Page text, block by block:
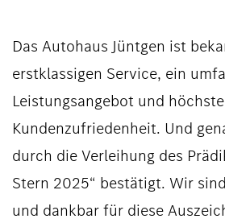
Das Autohaus Jüntgen ist
erstklassigen Service, ein
Leistungsangebot und höchste
Kundenzufriedenheit. Und
durch die Verleihung des
Stern 2025“ bestätigt. Wir
und dankbar für diese